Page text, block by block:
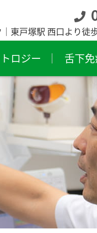
東戸塚駅 西口より徒
飛蚊症
斜視・
ロジー 舌下